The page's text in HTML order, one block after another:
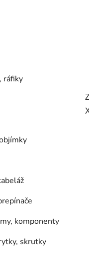
ráfiky
komponenty
skrutky